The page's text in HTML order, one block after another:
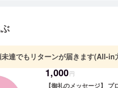
未達でもリターンが届きます(All-in
1,000円
【御礼のメッセージ】 プ